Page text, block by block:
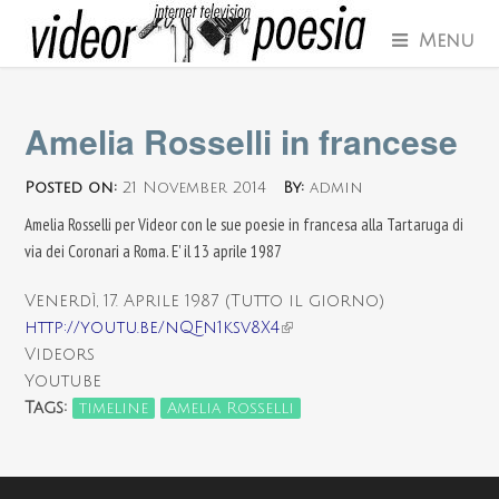
Menu
Amelia Rosselli in francese
Posted on: 21 November 2014 By: admin
Amelia Rosselli per Videor con le sue poesie in francesa alla Tartaruga di
via dei Coronari a Roma. E' il 13 aprile 1987
Venerdì, 17. Aprile 1987 (Tutto il giorno)
http://youtu.be/nQFn1ksv8X4(link is external)
Videors
Youtube
Tags:
timeline Amelia Rosselli